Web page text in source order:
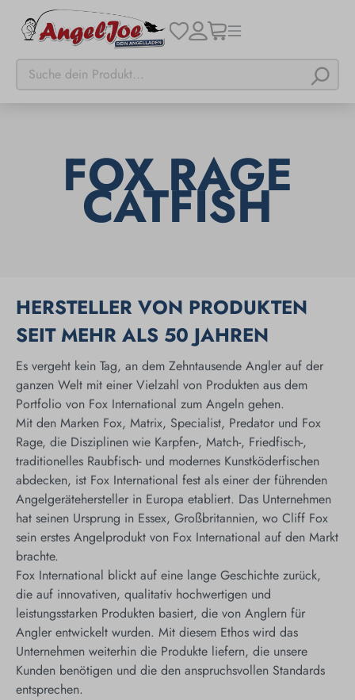
FOX RAGE
CATFISH
HERSTELLER VON PRODUKTEN
SEIT MEHR ALS 50 JAHREN
Es vergeht kein Tag, an dem Zehntausende Angler auf der
ganzen Welt mit einer Vielzahl von Produkten aus dem
Portfolio von Fox International zum Angeln gehen.
Mit den Marken Fox, Matrix, Specialist, Predator und Fox
Rage, die Disziplinen wie Karpfen-, Match-, Friedfisch-,
traditionelles Raubfisch- und modernes Kunstköderfischen
abdecken, ist Fox International fest als einer der führenden
Angelgerätehersteller in Europa etabliert. Das Unternehmen
hat seinen Ursprung in Essex, Großbritannien, wo Cliff Fox
sein erstes Angelprodukt von Fox International auf den Markt
brachte.
Fox International blickt auf eine lange Geschichte zurück,
die auf innovativen, qualitativ hochwertigen und
leistungsstarken Produkten basiert, die von Anglern für
Angler entwickelt wurden. Mit diesem Ethos wird das
Unternehmen weiterhin die Produkte liefern, die unsere
Kunden benötigen und die den anspruchsvollen Standards
entsprechen.